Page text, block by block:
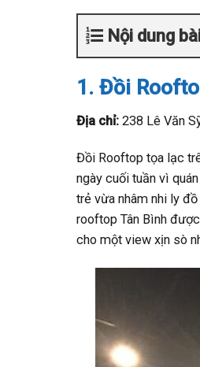
Nội dung
1. Đồi
Địa chỉ: 238 Lê Văn
Đồi Rooftop tọa lạc
ngày cuối tuần vì
trẻ vừa nhâm nhi ly
rooftop Tân Bình
cho một view xịn sò